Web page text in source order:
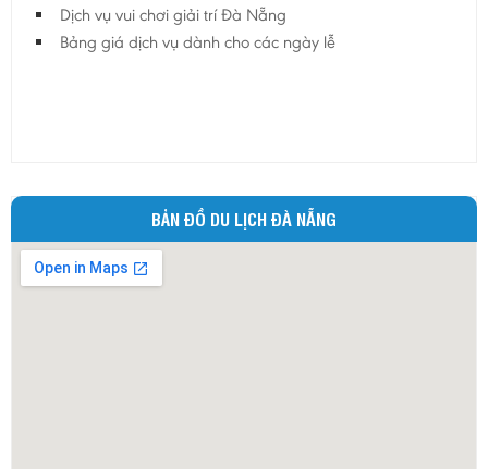
Dịch vụ vui chơi giải trí Đà Nẵng
Bảng giá dịch vụ dành cho các ngày lễ
BẢN ĐỒ DU LỊCH ĐÀ NẴNG